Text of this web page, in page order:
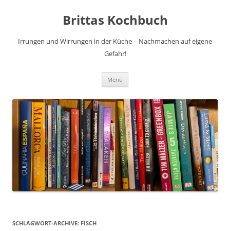
Brittas Kochbuch
Irrungen und Wirrungen in der Küche – Nachmachen auf eigene
Gefahr!
Menü
SCHLAGWORT-ARCHIVE: FISCH